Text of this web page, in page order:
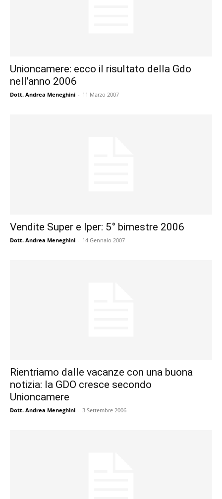
Unioncamere: ecco il risultato della Gdo
nell’anno 2006
Dott. Andrea Meneghini - 11 Marzo 2007
Vendite Super e Iper: 5° bimestre 2006
Dott. Andrea Meneghini - 14 Gennaio 2007
Rientriamo dalle vacanze con una buona
notizia: la GDO cresce secondo
Unioncamere
Dott. Andrea Meneghini - 3 Settembre 2006